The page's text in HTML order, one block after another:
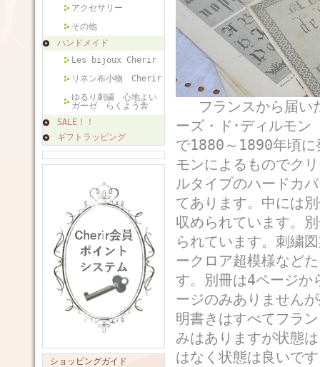
アクセサリー
その他
ハンドメイド
Les bijoux Cherir
リネン布小物 Cherir
ゆるり刺繍 心地よい
ガーゼ らくよう舎
SALE！！
ギフトラッピング
ショッピングガイド
フランスから届い
ーズ・ド･ディルモン
で1880～1890年頃に
モンによるものでク
ルタイプのハードカ
てあります。中には
収められています。
られています。刺繍
ークロア超模様など
す。別冊は4ページか
ージのみありません
明書きはすべてフラ
みはありますが状態
はなく状態は良いで